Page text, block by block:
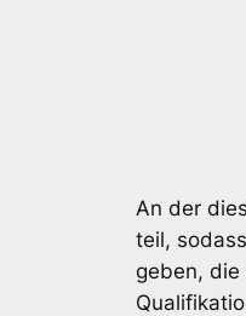
An der
teil,
geben,